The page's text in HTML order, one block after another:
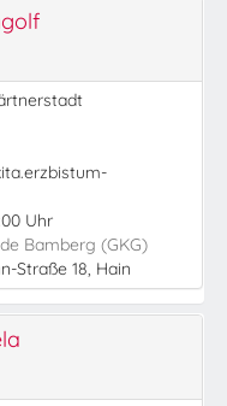
Uhr
Bamberg (GKG)
Straße 18, Hain